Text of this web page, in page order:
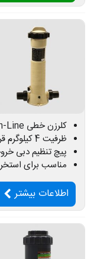
کلرزن خطی In-Line
ظرفیت 4 کیلوگرم قرص کلر
پیچ تنظیم دبی
مناسب برای استخر بیش از
اطلاعات بیشتر